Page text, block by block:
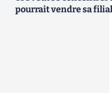
pourrait vendre sa